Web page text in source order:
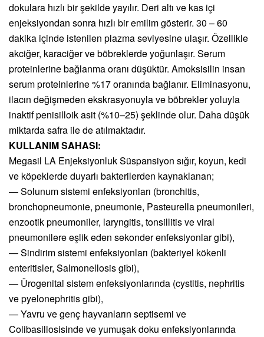
dokulara hızlı bir şekilde yayılır. Deri altı ve kas içi
enjeksiyondan sonra hızlı bir emilim gösterir. 30 – 60
dakika içinde istenilen plazma seviyesine ulaşır. Özellikle
akciğer, karaciğer ve böbreklerde yoğunlaşır. Serum
proteinlerine bağlanma oranı düşüktür. Amoksisilin insan
serum proteinlerine %17 oranında bağlanır. Eliminasyonu,
ilacın değişmeden ekskrasyonuyla ve böbrekler yoluyla
inaktif penisilloik asit (%10–25) şeklinde olur. Daha düşük
miktarda safra ile de atılmaktadır.
KULLANIM SAHASI:
Megasil LA Enjeksiyonluk Süspansiyon sığır, koyun, kedi
ve köpeklerde duyarlı bakterilerden kaynaklanan;
— Solunum sistemi enfeksiyonları (bronchitis,
bronchopneumonie, pneumonie, Pasteurella pneumonileri,
enzootik pneumoniler, laryngitis, tonsillitis ve viral
pneumonilere eşlik eden sekonder enfeksiyonlar gibi),
— Sindirim sistemi enfeksiyonları (bakteriyel kökenli
enteritisler, Salmonellosis gibi),
— Ürogenital sistem enfeksiyonlarında (cystitis, nephritis
ve pyelonephritis gibi),
— Yavru ve genç hayvanların septisemi ve
Colibasillosisinde ve yumuşak doku enfeksiyonlarında